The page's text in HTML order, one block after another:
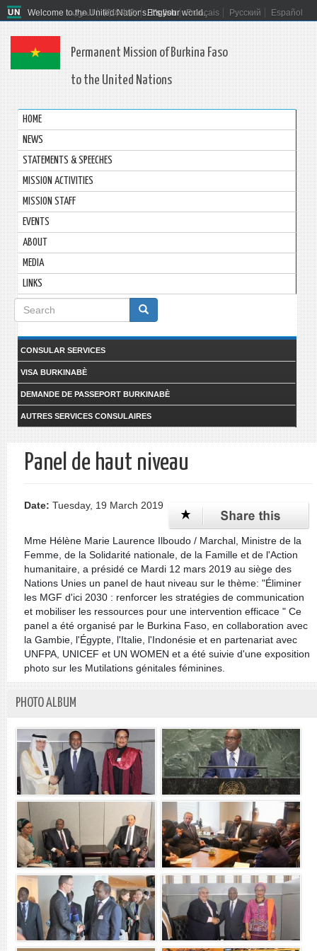
Welcome to the United Nations. It's your world.
العربية 简体中文 English Français Русский Español
Permanent Mission of Burkina Faso
to the United Nations
HOME
NEWS
STATEMENTS & SPEECHES
MISSION ACTIVITIES
MISSION STAFF
EVENTS
ABOUT
MEDIA
LINKS
Search
form
Search
CONSULAR SERVICES
VISA BURKINABÈ
DEMANDE DE PASSEPORT BURKINABÈ
AUTRES SERVICES CONSULAIRES
Panel de haut niveau
Date: Tuesday, 19 March 2019
Mme Hélène Marie Laurence Ilboudo / Marchal, Ministre de la
Femme, de la Solidarité nationale, de la Famille et de l'Action
humanitaire, a présidé ce Mardi 12 mars 2019 au siège des
Nations Unies un panel de haut niveau sur le thème: "Éliminer
les MGF d'ici 2030 : renforcer les stratégies de communication
et mobiliser les ressources pour une intervention efficace " Ce
panel a été organisé par le Burkina Faso, en collaboration avec
la Gambie, l'Égypte, l'Italie, l'Indonésie et en partenariat avec
UNFPA, UNICEF et UN WOMEN et a été suivie d'une exposition
photo sur les Mutilations génitales féminines.
PHOTO ALBUM